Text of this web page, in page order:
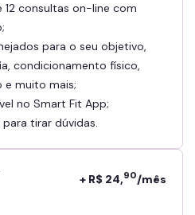
12 consultas on-line com
para o seu objetivo,
condicionamento físico,
e muito mais;
no Smart Fit App;
tirar dúvidas.
+ R$ 24,90/mês